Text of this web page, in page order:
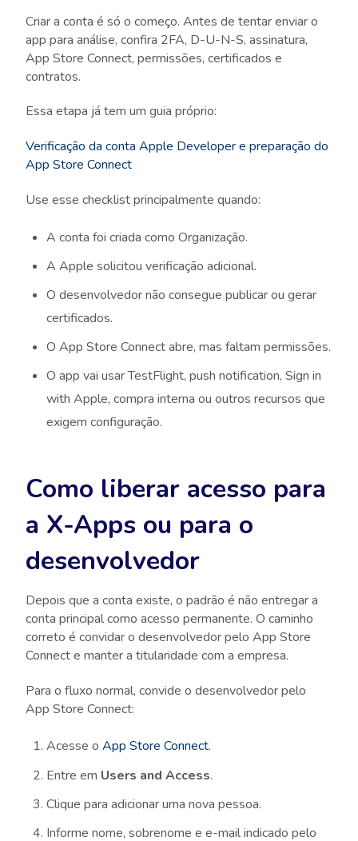
Criar a conta é só o começo. Antes de tentar enviar o
app para análise, confira 2FA, D-U-N-S, assinatura,
App Store Connect, permissões, certificados e
contratos.
Essa etapa já tem um guia próprio:
Verificação da conta Apple Developer e preparação do
App Store Connect
Use esse checklist principalmente quando:
A conta foi criada como Organização.
A Apple solicitou verificação adicional.
O desenvolvedor não consegue publicar ou gerar
certificados.
O App Store Connect abre, mas faltam permissões.
O app vai usar TestFlight, push notification, Sign in
with Apple, compra interna ou outros recursos que
exigem configuração.
Como liberar acesso para
a X-Apps ou para o
desenvolvedor
Depois que a conta existe, o padrão é não entregar a
conta principal como acesso permanente. O caminho
correto é convidar o desenvolvedor pelo App Store
Connect e manter a titularidade com a empresa.
Para o fluxo normal, convide o desenvolvedor pelo
App Store Connect:
Acesse o App Store Connect.
Entre em Users and Access.
Clique para adicionar uma nova pessoa.
Informe nome, sobrenome e e-mail indicado pelo